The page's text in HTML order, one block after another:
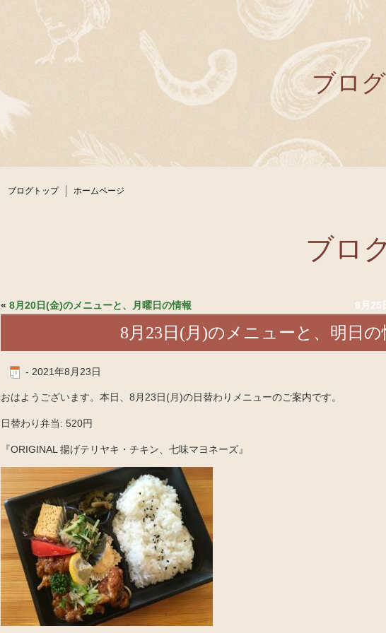
ブログ
ブログトップ ホームページ
ブロ
« 8月20日(金)のメニューと、月曜日の情報 8月25
8月23日(月)のメニューと、明日の
- 2021年8月23日
おはようございます。本日、8月23日(月)の日替わりメニューのご案内です。
日替わり弁当: 520円
『ORIGINAL 揚げテリヤキ・チキン、七味マヨネーズ』